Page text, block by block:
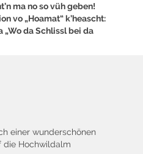
ma no so vüh geben!
vo „Hoamat“ k’heascht:
„Wo da Schlissl bei da
einer wunderschönen
die Hochwildalm